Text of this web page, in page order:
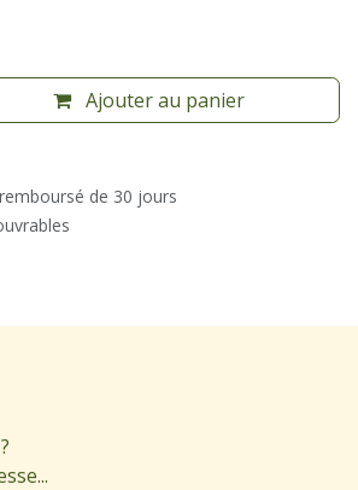
Ajouter au panier
de 30 jours